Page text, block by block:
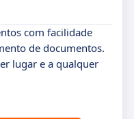
com facilidade
de documentos.
lugar e a qualquer